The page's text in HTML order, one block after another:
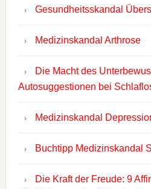
Gesundheitsskandal
Medizinskandal Arthrose
Die Macht des
Autosuggestionen bei
Medizinskandal
Buchtipp Medizinskandal
Die Kraft der Freude: 9